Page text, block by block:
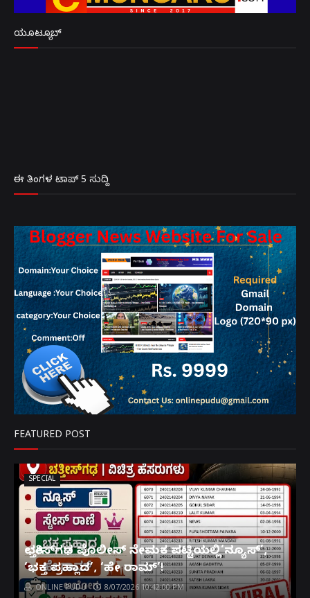
ಯೂಟ್ಯೂಬ್
ಈ ತಿಂಗಳ ಟಾಪ್ 5 ಸುದ್ದಿ
FEATURED POST
SPECIAL
ಛತ್ತೀಸ್‌ಗಢ ಪೊಲೀಸ್ ನೇಮಕ ಪಟ್ಟಿಯಲ್ಲಿ‘ನ್ಯೂಸ್’,
‘ಭಕ್ತ ಪ್ರಹ್ಲಾದ’, ‘ಹೇ ರಾಮ್’!
ONLINE PUDU 8/07/2026 10:42:00 PM